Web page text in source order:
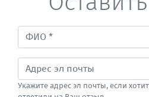
Укажите адрес эл почты, если